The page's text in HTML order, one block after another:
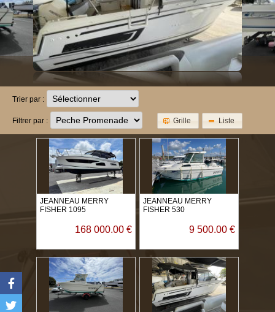
Trier par :
Filtrer par : Grille Liste
JEANNEAU MERRY
FISHER 1095
168 000.00 €
JEANNEAU MERRY
FISHER 530
9 500.00 €